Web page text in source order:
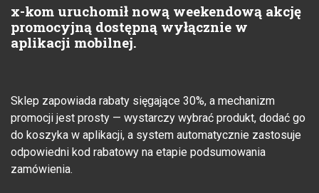
x-kom uruchomił nową weekendową akcję
promocyjną dostępną wyłącznie w
aplikacji mobilnej.
Sklep zapowiada rabaty sięgające 30%, a mechanizm
promocji jest prosty — wystarczy wybrać produkt, dodać go
do koszyka w aplikacji, a system automatycznie zastosuje
odpowiedni kod rabatowy na etapie podsumowania
zamówienia.